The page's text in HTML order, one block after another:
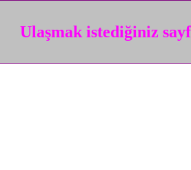
Ulaşmak istediğiniz